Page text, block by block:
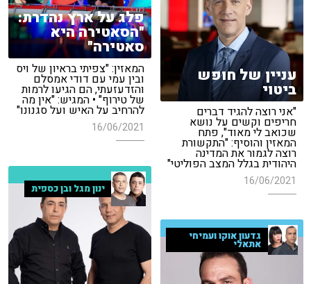
פלג על ארץ נהדרת:
"הסאטירה היא
סאטירה"
המאזין: "צפיתי בראיון של ויס
ובין עמי עם דודי אמסלם
והזדעזעתי, הם הגיעו לרמות
של טירוף" • המגיש: "אין מה
להרחיב על האיש ועל סגנונו"
16/06/2021
עניין של חופש
ביטוי
"אני רוצה להגיד דברים
חריפים וקשים על נושא
שכואב לי מאוד", פתח
המאזין והוסיף: "התקשורת
רוצה לגמור את המדינה
היהודית בגלל המצב הפוליטי"
16/06/2021
ינון מגל ובן כספית
גדעון אוקו ועמיחי
אתאלי